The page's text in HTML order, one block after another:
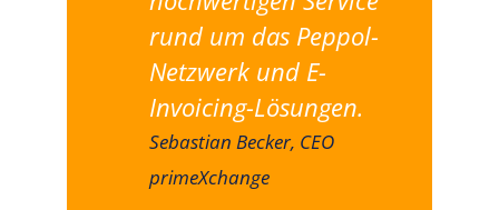
rund um das Peppol-
Netzwerk und E-
Invoicing-Lösungen.
Sebastian Becker, CEO
primeXchange